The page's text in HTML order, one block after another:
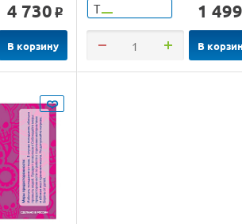
4 730 o
В корзину
Т 1 499
В